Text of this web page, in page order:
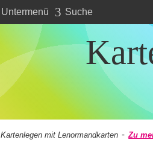
Untermenü 3 Suche
Kartenlegen mit Lenormandkarten - Zu